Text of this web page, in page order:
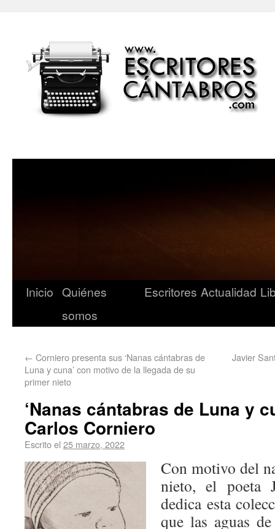
Inicio Quiénes
somos
Escritores Actualidad
← Corniero presenta sus ‘Nanas cántabras de
Luna y cuna’ con motivo de la llegada de su
primer nieto
Javier
‘Nanas cántabras de Luna y
Carlos Corniero
Escrito el 25 marzo, 2022
Con motivo del
nieto, el poeta
dedica esta
que las aguas